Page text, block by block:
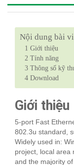
Nội dung bài
1 Giới thiệu
2 Tính năng
3 Thông số kỹ
4 Download
Giới thiệu
5-port Fast
802.3u standard,
Widely used in:
project, local area
and the majority